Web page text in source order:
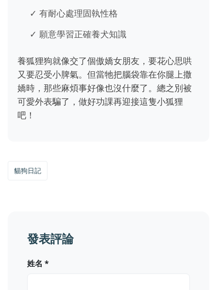
✓ 有耐心處理固執性格
✓ 願意學習正確養犬知識
養狐狸狗就像交了個傲嬌女朋友，要花心思哄
又要忍受小脾氣。但當牠把腦袋靠在你腿上撒
嬌時，那些麻煩事好像也沒什麼了。總之別被
可愛外表騙了，做好功課再迎接這隻小狐狸
吧！
貓狗日記
發表評論
姓名 *